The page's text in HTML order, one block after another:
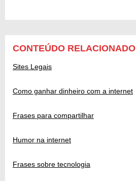
CONTEÚDO RELACIONADO
Sites Legais
Como ganhar dinheiro com a internet
Frases para compartilhar
Humor na internet
Frases sobre tecnologia